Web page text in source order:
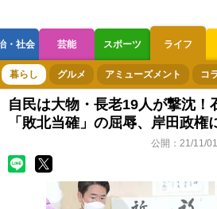
・社会 芸能 スポーツ ライフ
ボートレース 競輪 オートレース
暮らし グルメ アミューズメント コ
自民は大物・長老19人が撃沈！
「敗北当確」の屈辱、岸田政権
公開： 21/11/